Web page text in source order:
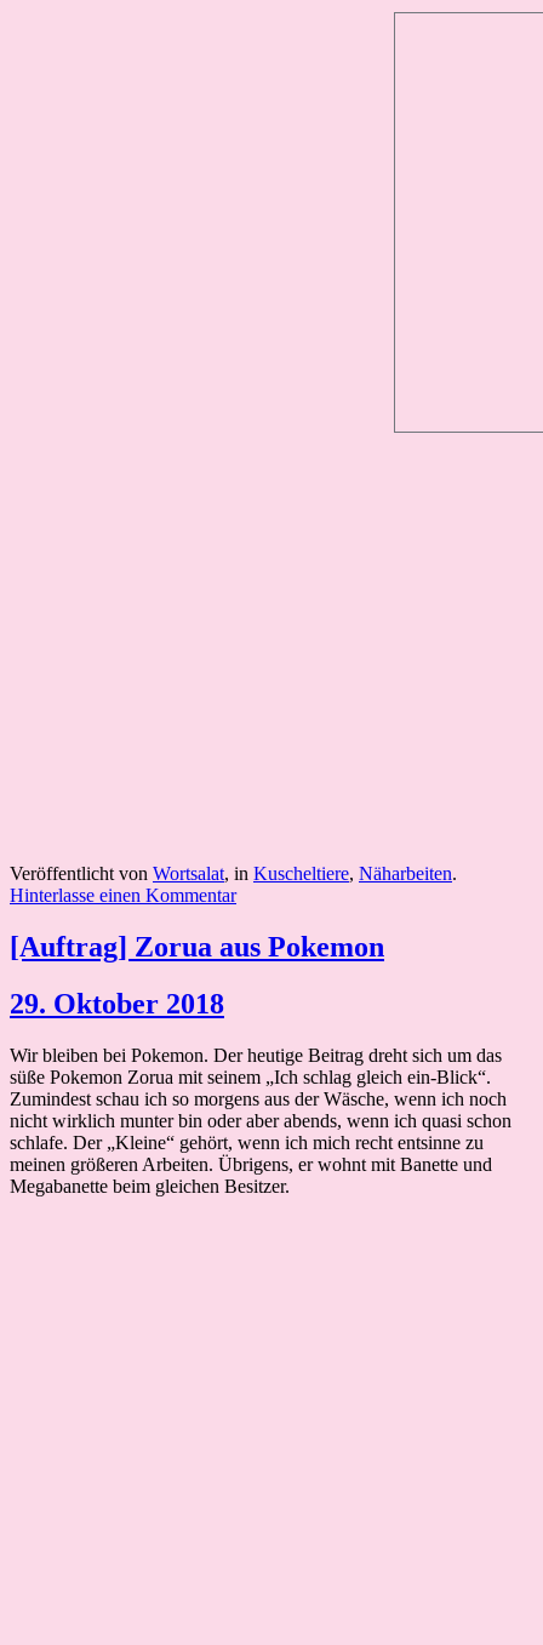
Veröffentlicht von Wortsalat, in Kuscheltiere, Näharbeiten.
Hinterlasse einen Kommentar
[Auftrag] Zorua aus Pokemon
29. Oktober 2018
Wir bleiben bei Pokemon. Der heutige Beitrag dreht sich um das
süße Pokemon Zorua mit seinem „Ich schlag gleich ein-Blick“.
Zumindest schau ich so morgens aus der Wäsche, wenn ich noch
nicht wirklich munter bin oder aber abends, wenn ich quasi schon
schlafe. Der „Kleine“ gehört, wenn ich mich recht entsinne zu
meinen größeren Arbeiten. Übrigens, er wohnt mit Banette und
Megabanette beim gleichen Besitzer.